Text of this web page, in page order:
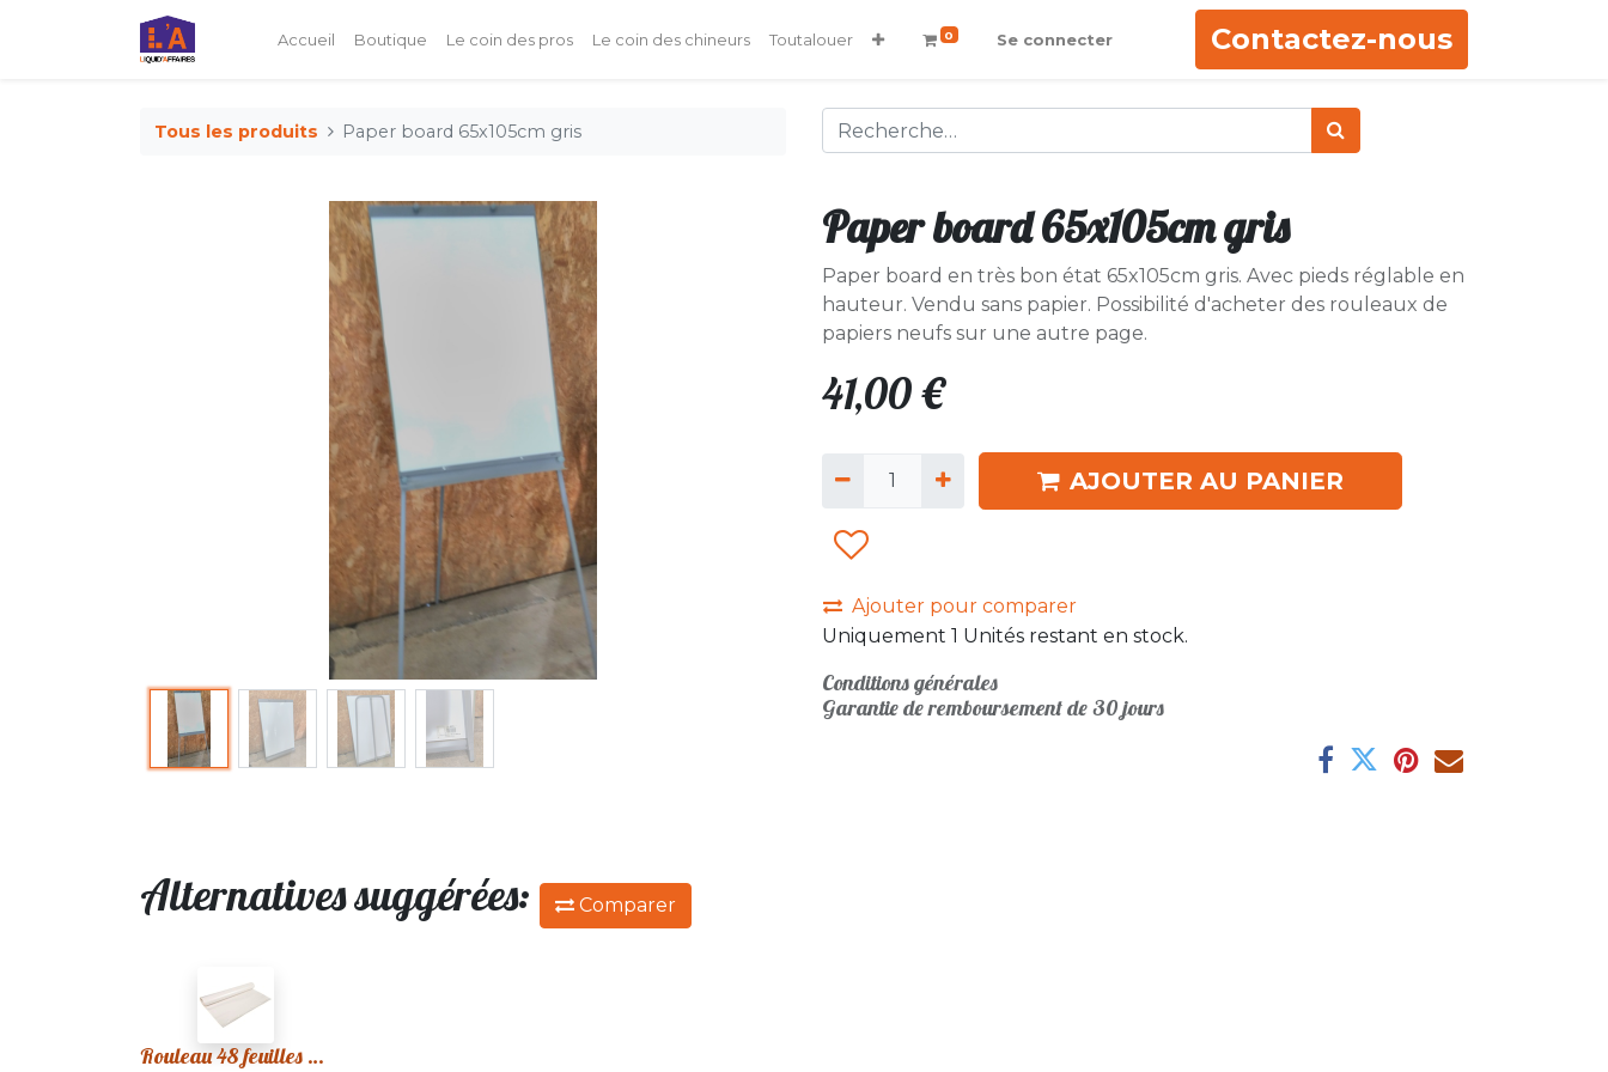
Accueil Boutique Le coin des pros Le coin des chineurs Toutalouer 0 Se connecter Contactez-nous
Tous les produits Paper board 65x105cm gris
Paper board 65x105cm gris
Paper board en très bon état 65x105cm gris. Avec pieds réglable en
hauteur. Vendu sans papier. Possibilité d'acheter des rouleaux de
papiers neufs sur une autre page.
41,00€
AJOUTER AU PANIER
Ajouter pour comparer
Uniquement 1 Unités restant en stock.
Conditions générales
Garantie de remboursement de 30 jours
Alternatives suggérées: Comparer
Rouleau 48 feuilles Paper board